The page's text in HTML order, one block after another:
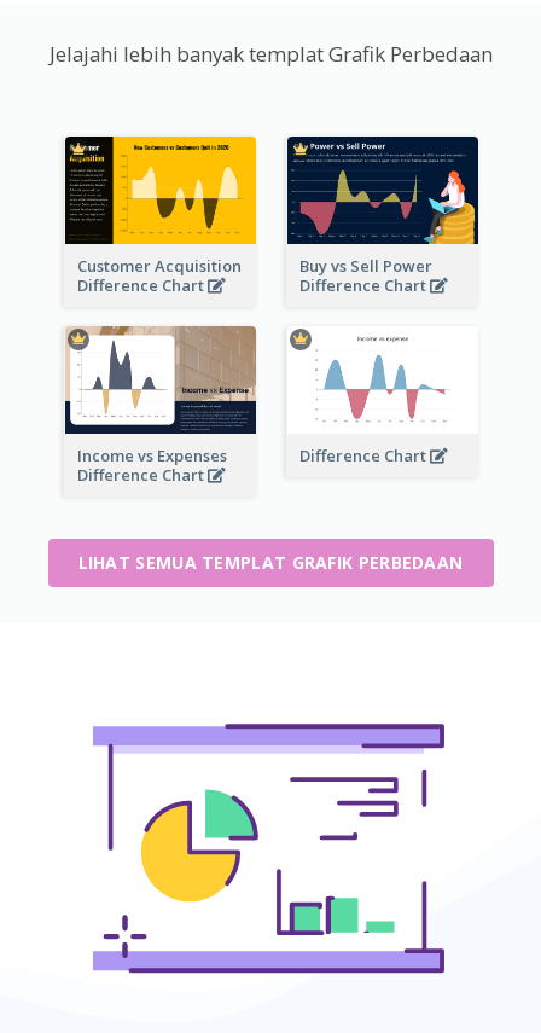
Jelajahi lebih banyak templat Grafik Perbedaan
Customer Acquisition
Difference Chart
Buy vs Sell Power
Difference Chart
Income vs Expenses
Difference Chart
Difference Chart
LIHAT SEMUA TEMPLAT GRAFIK PERBEDAAN